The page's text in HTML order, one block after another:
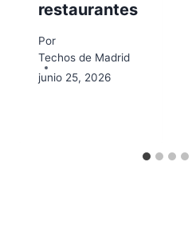
restaurantes
Por
Techos de Madrid
junio 25, 2026